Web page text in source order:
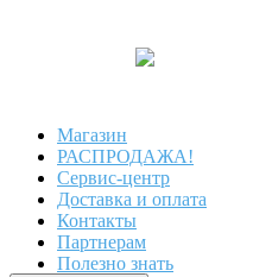
Магазин
РАСПРОДАЖА!
Сервис-центр
Доставка и оплата
Контакты
Партнерам
Полезно знать